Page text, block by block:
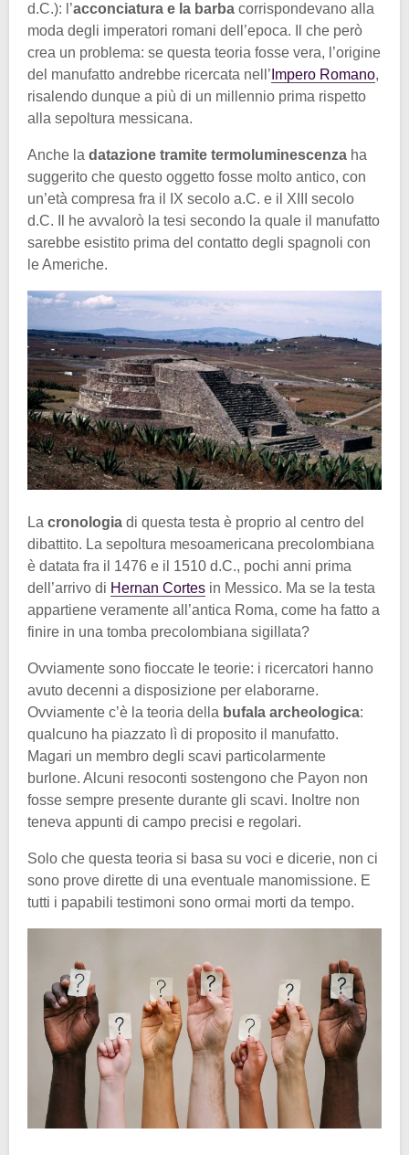
d.C.): l’acconciatura e la barba corrispondevano alla
moda degli imperatori romani dell’epoca. Il che però
crea un problema: se questa teoria fosse vera, l’origine
del manufatto andrebbe ricercata nell’ Impero Romano,
risalendo dunque a più di un millennio prima rispetto
alla sepoltura messicana.
Anche la datazione tramite termoluminescenza ha
suggerito che questo oggetto fosse molto antico, con
un’età compresa fra il IX secolo a.C. e il XIII secolo
d.C. Il he avvalorò la tesi secondo la quale il manufatto
sarebbe esistito prima del contatto degli spagnoli con
le Americhe.
La cronologia di questa testa è proprio al centro del
dibattito. La sepoltura mesoamericana precolombiana
è datata fra il 1476 e il 1510 d.C., pochi anni prima
dell’arrivo di Hernan Cortes in Messico. Ma se la testa
appartiene veramente all’antica Roma, come ha fatto a
finire in una tomba precolombiana sigillata?
Ovviamente sono fioccate le teorie: i ricercatori hanno
avuto decenni a disposizione per elaborarne.
Ovviamente c’è la teoria della bufala archeologica:
qualcuno ha piazzato lì di proposito il manufatto.
Magari un membro degli scavi particolarmente
burlone. Alcuni resoconti sostengono che Payon non
fosse sempre presente durante gli scavi. Inoltre non
teneva appunti di campo precisi e regolari.
Solo che questa teoria si basa su voci e dicerie, non ci
sono prove dirette di una eventuale manomissione. E
tutti i papabili testimoni sono ormai morti da tempo.